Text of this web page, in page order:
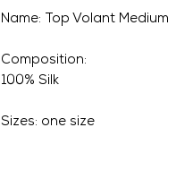
Name: Top Volant Medium
Composition:
100% Silk
Sizes: one size